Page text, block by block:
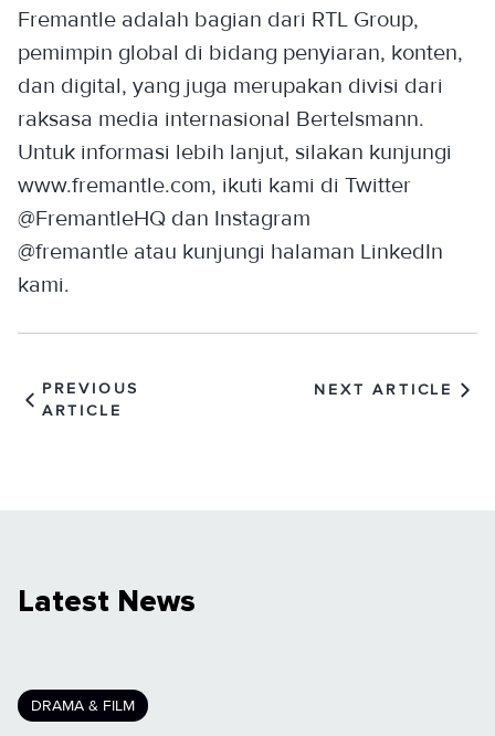
Fremantle adalah bagian dari RTL Group,
pemimpin global di bidang penyiaran, konten,
dan digital, yang juga merupakan divisi dari
raksasa media internasional Bertelsmann.
Untuk informasi lebih lanjut, silakan kunjungi
www.fremantle.com, ikuti kami di Twitter
@FremantleHQ dan Instagram
@fremantle atau kunjungi halaman LinkedIn
kami.
PREVIOUS
ARTICLE
NEXT ARTICLE
Latest News
DRAMA & FILM